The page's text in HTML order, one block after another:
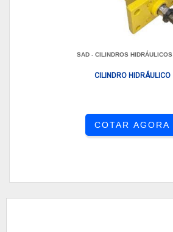
SAD - CILINDROS HIDRÁULICOS
CILINDRO HIDRÁULICO
COTAR AGORA